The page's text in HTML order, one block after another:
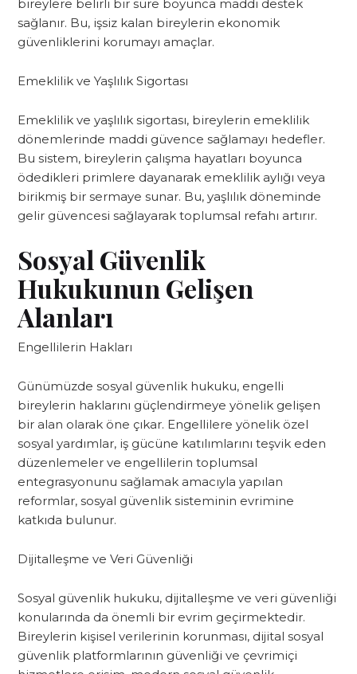
bireylere belirli bir süre boyunca maddi destek
sağlanır. Bu, işsiz kalan bireylerin ekonomik
güvenliklerini korumayı amaçlar.
Emeklilik ve Yaşlılık Sigortası
Emeklilik ve yaşlılık sigortası, bireylerin emeklilik
dönemlerinde maddi güvence sağlamayı hedefler.
Bu sistem, bireylerin çalışma hayatları boyunca
ödedikleri primlere dayanarak emeklilik aylığı veya
birikmiş bir sermaye sunar. Bu, yaşlılık döneminde
gelir güvencesi sağlayarak toplumsal refahı artırır.
Sosyal Güvenlik
Hukukunun Gelişen
Alanları
Engellilerin Hakları
Günümüzde sosyal güvenlik hukuku, engelli
bireylerin haklarını güçlendirmeye yönelik gelişen
bir alan olarak öne çıkar. Engellilere yönelik özel
sosyal yardımlar, iş gücüne katılımlarını teşvik eden
düzenlemeler ve engellilerin toplumsal
entegrasyonunu sağlamak amacıyla yapılan
reformlar, sosyal güvenlik sisteminin evrimine
katkıda bulunur.
Dijitalleşme ve Veri Güvenliği
Sosyal güvenlik hukuku, dijitalleşme ve veri güvenliği
konularında da önemli bir evrim geçirmektedir.
Bireylerin kişisel verilerinin korunması, dijital sosyal
güvenlik platformlarının güvenliği ve çevrimiçi